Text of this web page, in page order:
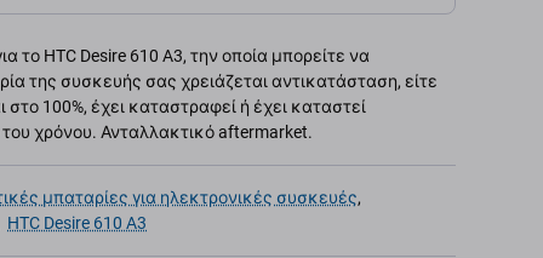
το HTC Desire 610 A3, την οποία μπορείτε να
της συσκευής σας χρειάζεται αντικατάσταση, είτε
στο 100%, έχει καταστραφεί ή έχει καταστεί
χρόνου. Ανταλλακτικό aftermarket.
μπαταρίες για ηλεκτρονικές συσκευές,
HTC Desire 610 A3